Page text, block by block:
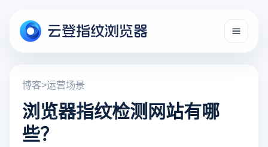
博客>运营场景
浏览器指纹检测网站有哪
些？